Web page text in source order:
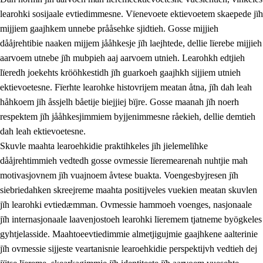
learohki sosijaale evtiedimmesne. Vïenevoete ektievoetem skaepede jïh
mijjiem gaajhkem unnebe prååsehke sjidtieh. Gosse mijjieh
dååjrehtibie naaken mijjem jååhkesje jïh laejhtede, dellie lïerebe mijjieh
aarvoem utnebe jïh mubpieh aaj aarvoem utnieh. Learohkh edtjieh
lïeredh joekehts krööhkestidh jïh guarkoeh gaajhkh sijjiem utnieh
ektievoetesne. Fïerhte learohke histovrijem meatan åtna, jïh dah leah
håhkoem jïh åssjelh båetije biejjiej bïjre. Gosse maanah jïh noerh
respektem jïh jååhkesjimmiem byjjenimmesne råekieh, dellie demtieh
dah leah ektievoetesne.
Skuvle maahta learoehkidie praktihkeles jïh jielemelïhke
dååjrehtimmieh vedtedh gosse ovmessie lïeremearenah nuhtjie mah
motivasjovnem jïh vuajnoem åvtese buakta. Voengesbyjresen jïh
siebriedahken skreejreme maahta positijveles vuekien meatan skuvlen
jïh learohki evtiedæmman. Ovmessie hammoeh voenges, nasjonaale
jïh internasjonaale laavenjostoeh learohki lïeremem tjatneme byögkeles
gyhtjelasside. Maahtoeevtiedimmie almetjigujmie gaajhkene aalterinie
jïh ovmessie sijjeste veartanisnie learoehkidie perspektijvh vedtieh dej